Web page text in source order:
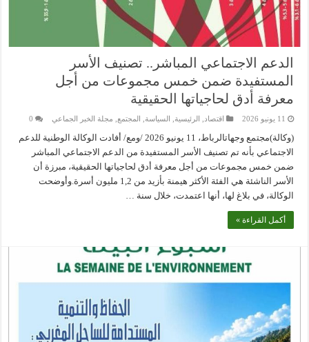
الدعم الاجتماعي المباشر.. تصنيف الأسر
المستفيدة ضمن خمس مجموعات من أجل
معرفة أدق لحاجياتها الحقيقية
11 يونيو 2026 اقتصاد الرئيسية السياسة المجتمع مجلة الخبر الجماعي 0
(وكالة)مجتمع وجهاتالرباط، 11 يونيو 2026 /ومع/ أفادت الوكالة الوطنية للدعم
الاجتماعي بأنه تم تصنيف الأسر المستفيدة من الدعم الاجتماعي المباشر
ضمن خمس مجموعات من أجل معرفة أدق لحاجياتها الحقيقية، مبرزة أن
الأسر الناشئة هي الفئة الأكثر هيمنة بأزيد من 1,2 مليون أسرة.وأوضحت
الوكالة، في بلاغ لها، أنها اعتمدت، خلال سنة …
أكمل القراءة »